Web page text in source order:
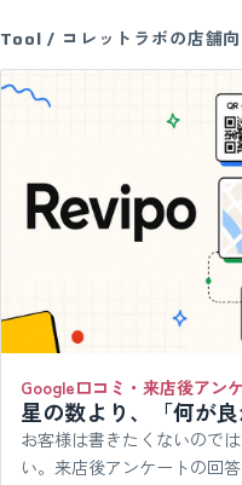
Tool / コレットラボの店舗
Google口コミ・来店後アン
星の数より、「何が良
お客様は書きたくないので
い。来店後アンケートの回